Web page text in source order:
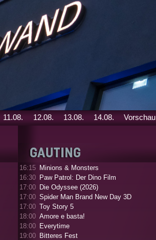
11.08. 12.08. 13.08. 14.08. Vorschau
16:15 Minions & Monsters
16:30 Paw Patrol: Der Dino Film
17:00 Die Odyssee (2026)
17:00 Spider Man Brand New Day 3D
17:00 Toy Story 5
18:00 Amore e basta!
18:00 Everytime
19:00 Bitteres Fest